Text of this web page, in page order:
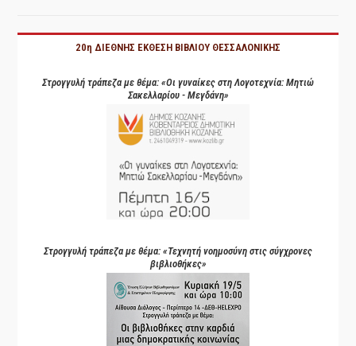
20η ΔΙΕΘΝΗΣ ΕΚΘΕΣΗ ΒΙΒΛΙΟΥ ΘΕΣΣΑΛΟΝΙΚΗΣ
Στρογγυλή τράπεζα με θέμα: «Οι γυναίκες στη Λογοτεχνία: Μητιώ
Σακελλαρίου - Μεγδάνη»
Στρογγυλή τράπεζα με θέμα: «Τεχνητή νοημοσύνη στις σύγχρονες
βιβλιοθήκες»